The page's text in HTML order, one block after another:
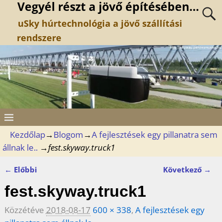
Vegyél részt a jövő építésében…
uSky húrtechnológia a jövő szállítási
rendszere
Kezdőlap→Blogom→A fejlesztések egy pillanatra sem
állnak le.. →fest.skyway.truck1
← Előbbi Következő →
fest.skyway.truck1
Közzétéve 2018-08-17 600 × 338, A fejlesztések egy